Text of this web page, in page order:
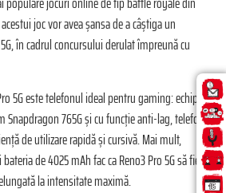
joc vor avea șansa de a câștiga un
în cadrul concursului derulat împreună cu
5G este telefonul ideal pentru gaming: echipat cu
Snapdragon 765G și cu funcție anti-lag, telefonul
de utilizare rapidă și cursivă. Mai mult,
de 4025 mAh fac ca Reno3 Pro 5G să fie
la intensitate maximă.